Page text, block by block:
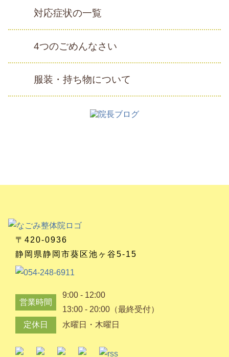
対応症状の一覧
4つのごめんなさい
服装・持ち物について
〒420-0936
静岡県静岡市葵区池ヶ谷5-15
営業時間
9:00 - 12:00
13:00 - 20:00（最終受付）
定休日
水曜日・木曜日